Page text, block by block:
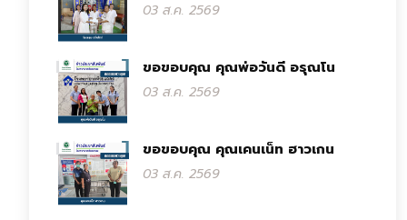
03 ส.ค. 2569
ขอขอบคุณ คุณพ่อวันดี อรุณโน
03 ส.ค. 2569
ขอขอบคุณ คุณเคนเน็ท ฮาวเกน
03 ส.ค. 2569